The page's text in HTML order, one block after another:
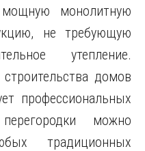
мощную монолитную
не требующую
утепление.
домов
профессиональных
можно
традиционных